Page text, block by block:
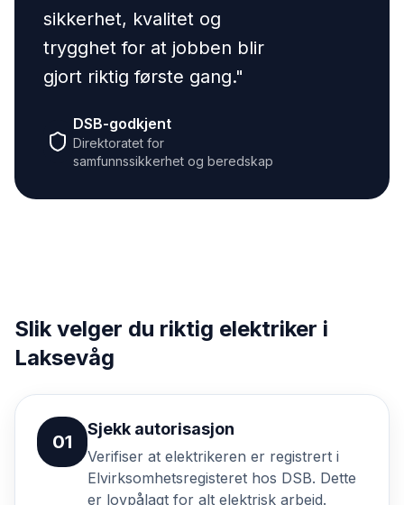
sikkerhet, kvalitet og
trygghet for at jobben blir
gjort riktig første gang."
DSB-godkjent
Direktoratet for
samfunnssikkerhet og beredskap
Slik velger du riktig elektriker i
Laksevåg
01
Sjekk autorisasjon
Verifiser at elektrikeren er registrert i
Elvirksomhetsregisteret hos DSB. Dette
er lovpålagt for alt elektrisk arbeid.